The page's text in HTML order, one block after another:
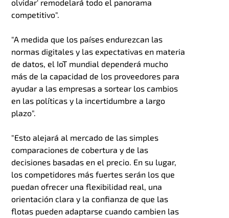
olvidar' remodelará todo el panorama
competitivo".
"A medida que los países endurezcan las
normas digitales y las expectativas en materia
de datos, el IoT mundial dependerá mucho
más de la capacidad de los proveedores para
ayudar a las empresas a sortear los cambios
en las políticas y la incertidumbre a largo
plazo".
"Esto alejará al mercado de las simples
comparaciones de cobertura y de las
decisiones basadas en el precio. En su lugar,
los competidores más fuertes serán los que
puedan ofrecer una flexibilidad real, una
orientación clara y la confianza de que las
flotas pueden adaptarse cuando cambien las